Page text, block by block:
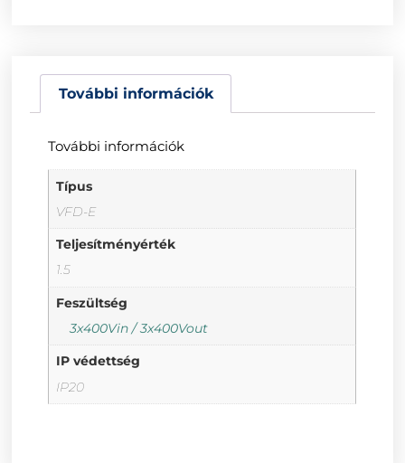
További információk
További információk
Típus
VFD-E
Teljesítményérték
1.5
Feszültség
3x400Vin / 3x400Vout
IP védettség
IP20